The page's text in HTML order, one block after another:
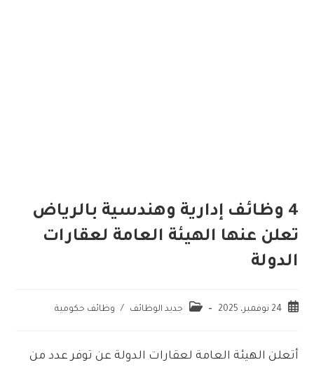
4 وظائف إدارية وهندسية بالرياض
تعلن عنها الهيئة العامة لعقارات
الدولة
24 نوفمبر، 2025 جديد الوظائف / وظائف حكومية
أتعلن الهيئة العامة لعقارات الدولة عن توفر عدد من